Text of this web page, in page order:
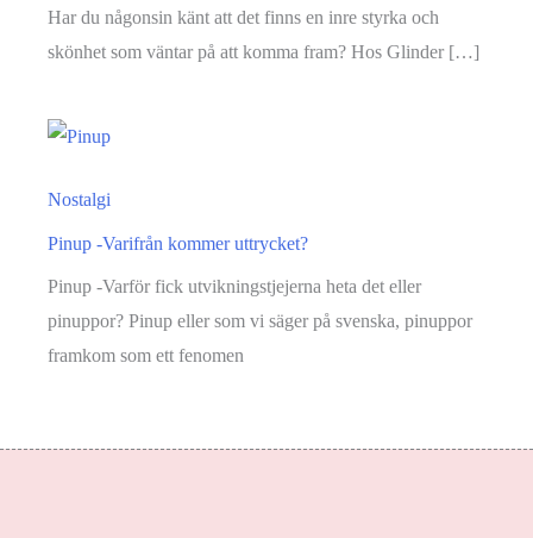
Har du någonsin känt att det finns en inre styrka och
skönhet som väntar på att komma fram? Hos Glinder […]
Nostalgi
Pinup -Varifrån kommer uttrycket?
Pinup -Varför fick utvikningstjejerna heta det eller
pinuppor? Pinup eller som vi säger på svenska, pinuppor
framkom som ett fenomen